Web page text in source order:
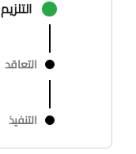
التلزيم
التعاقد
التنفيذ